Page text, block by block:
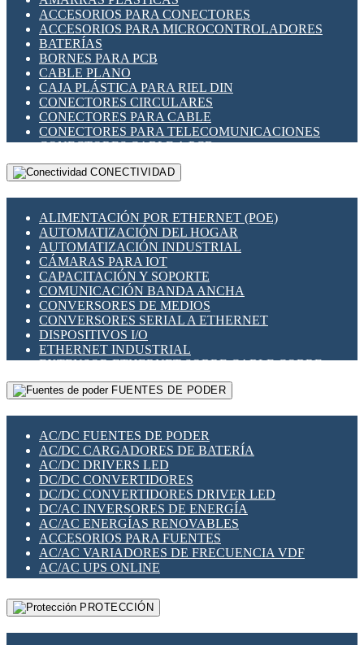
INDICADORES PARA PANEL
INTERFACES DE RELÉ
INTERRUPTORES FIN DE CARRERA
LLAVES CONMUTADORAS
MEDIDORES DE ENERGÍA Y TC'S DE CORRIENTE
MOTORES PASO A PASO
PANTALLAS HMI
PLC -CONTROLADORES LÓGICO PROGRAMABLES
PROGRAMADORES DE HORARIO
RELÉS DE PROTECCIÓN
SENSORES CAPACITIVOS
SENSORES INDUCTIVOS
TEMPORIZADORES
VARIACS
VARIADORES DE FRECUENCIA [VDF]
SECCIONADORES - INTERRUPTORES
MAQUINARIA
ACCESORIOS PARA CONECTORES
ACCESORIOS PARA MICROCONTROLADORES
BATERÍAS
BORNES PARA PCB
CABLE PLANO
CAJA PLÁSTICA PARA RIEL DIN
CONECTORES CIRCULARES
CONECTORES PARA CABLE
CONECTORES PARA TELECOMUNICACIONES
CONECTORES CABLE A PCB
CONECTORES PCB A CABLE
DIP SWITCHES
HERRAMIENTAS VARIAS
ILUMINACIÓN LED
INTERRUPTORES REED
INTERFACES DE RELÉ
OTROS RELÉS
PROTECCIÓN TÉRMICA
RELÉS AUTOMOTRICES
RELÉS DE SEÑAL
RELÉS DE ESTADO SÓLIDO SSR
RELÉS INDUSTRIALES
RELÉS MINIATURA DE POTENCIA
SENSORES MAGNÉTICOS
SWITCH Y MICROSWITCH
TARJETAS PI
UNIÓN Y DERIVACIÓN DE CABLE
CONECTIVIDAD
ALIMENTACIÓN POR ETHERNET (POE)
AUTOMATIZACIÓN DEL HOGAR
AUTOMATIZACIÓN INDUSTRIAL
CÁMARAS PARA IOT
CAPACITACIÓN Y SOPORTE
COMUNICACIÓN BANDA ANCHA
CONVERSORES DE MEDIOS
CONVERSORES SERIAL A ETHERNET
DISPOSITIVOS I/O
ETHERNET INDUSTRIAL
EXTENSOR ETHERNET SOBRE CABLE COBRE
GATEWAY LORAWAN
GESTIÓN DE REDES
PLACAS MODULARES IOT
SWITCHES Y REDES WIFI
SOLUCIONES IOT
SOLUCIONES LORAWAN
SOLUCIONES RED CELULAR
SEGURIDAD PARA REDES
SWITCHES LAN
TELEFONÍA IP (VOIP)
VIGILANCIA IP (CCTV)
MESHTASTIC
FUENTES DE PODER
AC/DC FUENTES DE PODER
AC/DC CARGADORES DE BATERÍA
AC/DC DRIVERS LED
DC/DC CONVERTIDORES
DC/DC CONVERTIDORES DRIVER LED
DC/AC INVERSORES DE ENERGÍA
AC/AC ENERGÍAS RENOVABLES
ACCESORIOS PARA FUENTES
AC/AC VARIADORES DE FRECUENCIA VDF
AC/AC UPS ONLINE
PROTECCIÓN